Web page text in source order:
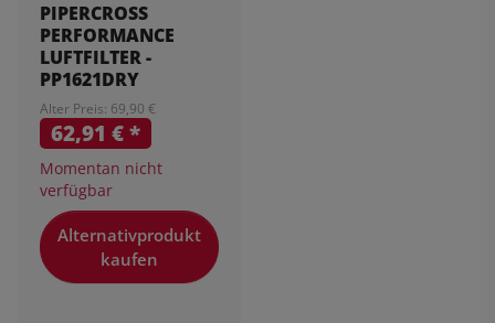
PIPERCROSS
PERFORMANCE
LUFTFILTER -
PP1621DRY
Alter Preis: 69,90 €
62,91 €*
Momentan nicht
verfügbar
Alternativprodukt
kaufen